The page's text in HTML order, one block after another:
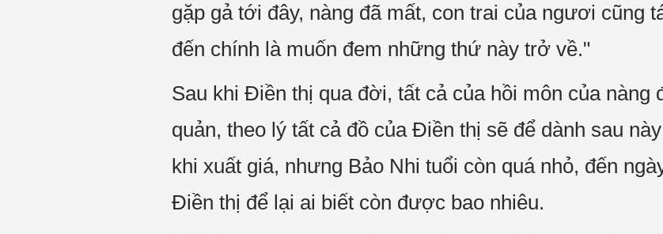
gặp gả tới đây, nàng đã mất, con trai của ngươi cũng
đến chính là muốn đem những thứ này trở về."
Sau khi Điền thị qua đời, tất cả của hồi môn của nàng
quản, theo lý tất cả đồ của Điền thị sẽ để dành sau
khi xuất giá, nhưng Bảo Nhi tuổi còn quá nhỏ, đến
Điền thị để lại ai biết còn được bao nhiêu.